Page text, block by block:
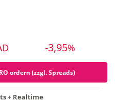
-3,95%
ordern (zzgl. Spreads)
+ Realtime